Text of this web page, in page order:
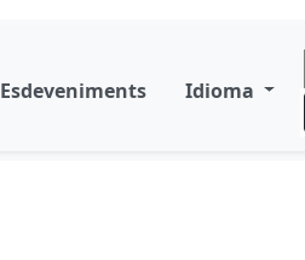
Esdeveniments
Idioma